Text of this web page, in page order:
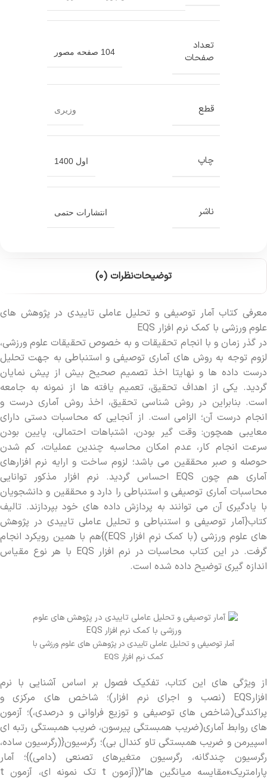
تعداد
صفحات
104 صفحه مصور
قطع وزیری
چاپ اول 1400
ناشر انتشارات حتمی
توضیحاتنظرات (0)
معرفی کتاب آمار توصیفی و تحلیل عاملی تاییدی در پژوهش های
علوم ورزشی با کمک نرم افزار EQS
در گذر زمان و با انجام تحقیقات و به خصوص تحقیقات علوم ورزشی،
لزوم توجه به روش های آماری توصیفی و استنباطی به جهت تحلیل
درست داده‫ ها و نهایتا اخذ تصمیم صحیح بیش از پیش نمایان
گردید. یکی از اهداف تحقیق، تعمیم یافته‫ ها از نمونه به جامعه
است. بنابراین در روش شناسی تحقیق، اخذ روش آماری درست و
انجام درست آن؛ الزامی است. از آنجایی که محاسبات دستی دارای
معایبی همچون: وقت گیر بودن، اشتباهات احتمالی، پایین بودن
سرعت انجام کار، عدم امکان محاسبه چندین عملیات، کم شدن
حوصله و صبر محققین می‫ باشد؛ لزوم ساخت و ارایه نرم افزارهای
آماری هم چون EQS احساس گردید. نرم افزار مذکور توانایی
محاسبات آماری توصیفی و استنباطی را دارد و محققین و دانشجویان
با یادگیری آن می‫ توانند به پردازش داده‫ های خود بپردازند. تالیف
های علوم ورزشی (با کمک نرم افزار EQS)}هم با همین رویکرد انجام
گرفت. در این کتاب محاسبات در نرم افزار EQS با هر نوع مقیاس
اندازه گیری توضیح داده شده است.
آمار توصیفی و تحلیل عاملی تاییدی در پژوهش های علوم ورزشی با
کمک نرم افزار EQS
از ویژگی‫ های این کتاب، تفکیک فصول بر اساس آشنایی با نرم
افزارEQS (نصب و اجرای نرم افزار)؛ شاخص‫ های مرکزی و
های روابط آماری(ضریب همبستگی پیرسون، ضریب همبستگی رتبه ای
اسپیرمن و ضریب همبستگی تاو کندال بی)؛ رگرسیون{(رگرسیون ساده،
رگرسیون چندگانه، رگرسیون متغیرهای تصنعی (دامی)}؛ آمار
پارامتریک»مقایسه میانگین ها”{(آزمون t تک نمونه ای، آزمون t